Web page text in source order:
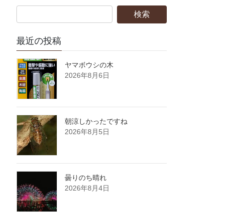
最近の投稿
ヤマボウシの木
2026年8月6日
朝涼しかったですね
2026年8月5日
曇りのち晴れ
2026年8月4日